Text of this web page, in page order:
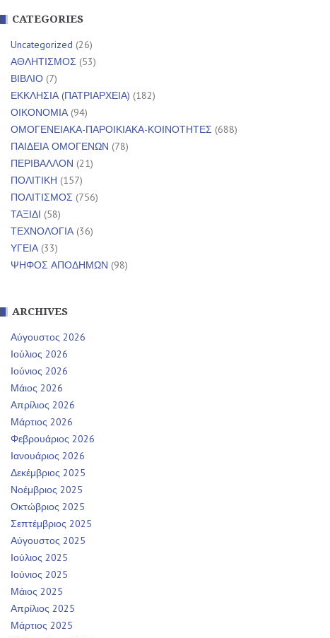
CATEGORIES
Uncategorized (26)
ΑΘΛΗΤΙΣΜΟΣ (53)
ΒΙΒΛΙΟ (7)
ΕΚΚΛΗΣΙΑ (ΠΑΤΡΙΑΡΧΕΙΑ) (182)
ΟΙΚΟΝΟΜΙΑ(94)
ΟΜΟΓΕΝΕΙΑΚΑ-ΠΑΡΟΙΚΙΑΚΑ-ΚΟΙΝΟΤΗΤΕΣ (688)
ΠΑΙΔΕΙΑ ΟΜΟΓΕΝΩΝ (78)
ΠΕΡΙΒΑΛΛΟΝ (21)
ΠΟΛΙΤΙΚΗ (157)
ΠΟΛΙΤΙΣΜΟΣ (756)
ΤΑΞΙΔΙ (58)
ΤΕΧΝΟΛΟΓΙΑ(36)
ΥΓΕΙΑ(33)
ΨΗΦΟΣ ΑΠΟΔΗΜΩΝ (98)
ARCHIVES
Αύγουστος 2026
Ιούλιος 2026
Ιούνιος 2026
Μάιος 2026
Απρίλιος 2026
Μάρτιος 2026
Φεβρουάριος 2026
Ιανουάριος 2026
Δεκέμβριος 2025
Νοέμβριος 2025
Οκτώβριος 2025
Σεπτέμβριος 2025
Αύγουστος 2025
Ιούλιος 2025
Ιούνιος 2025
Μάιος 2025
Απρίλιος 2025
Μάρτιος 2025